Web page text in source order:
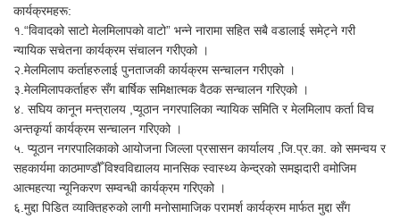
कार्यक्रमहरू:
१.“विवादको साटो मेलमिलापको वाटो” भन्ने नारामा सहित सबै वडालाई समेट्ने गरी
न्यायिक सचेतना कार्यक्रम संचालन गरीएको ।
२.मेलमिलाप कर्ताहरुलाई पुनताजकी कार्यक्रम सन्चालन गरीएको ।
३.मेलमिलापकर्ताहरु सँग बार्षिक समिक्षात्मक वैठक सन्चालन गरिएको ।
४. स‌घिय कानून मन्त्रालय ,प्यूठान नगरपालिका न्यायिक समिति र मेलमिलाप कर्ता विच
अन्तकृर्या कार्यक्रम सन्चालन गरिएको ।
५. प्यूठान नगरपालिकाको आयोजना जिल्ला प्रसासन कार्यालय ,जि.प्र.का. को समन्वय र
सहकार्यमा काठमाण्डौँ विश्वविद्यालय मानसिक स्वास्थ्य केन्द्रको समझदारी वमोजिम
आत्महत्या न्यूनिकरण सम्वन्धी कार्यक्रम गरिएको ।
६.मुद्दा पिडित व्याक्तिहरुको लागी मनोसामाजिक परामर्श कार्यक्रम मार्फत मुद्दा सँग